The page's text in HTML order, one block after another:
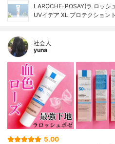
LAROCHE-POSAY(ラ ロッシ
UVイデア XL プロテクション
社会人
yuna
5.00